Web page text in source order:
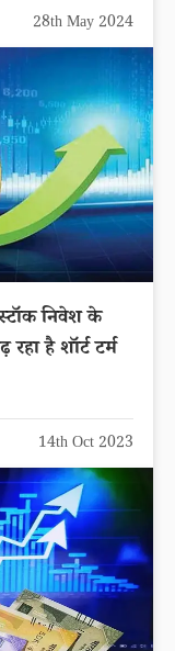
28th May 2024
निवेश के
है शॉर्ट टर्म
14th Oct 2023